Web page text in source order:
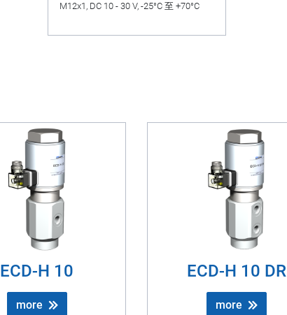
M12x1, DC 10 - 30 V, -25°C 至 +70°C
ECD-H 10
more
ECD-H 10 DR
more